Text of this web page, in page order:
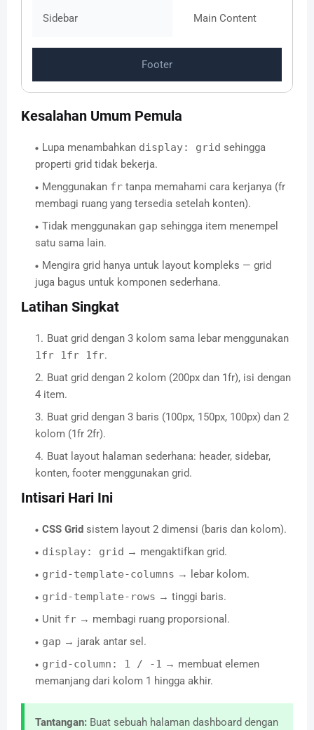
Sidebar Main Content
Footer
Kesalahan Umum Pemula
Lupa menambahkan display: grid sehingga
properti grid tidak bekerja.
Menggunakan fr tanpa memahami cara kerjanya (fr
membagi ruang yang tersedia setelah konten).
Tidak menggunakan gap sehingga item menempel
satu sama lain.
Mengira grid hanya untuk layout kompleks — grid
juga bagus untuk komponen sederhana.
Latihan Singkat
Buat grid dengan 3 kolom sama lebar menggunakan
1fr 1fr 1fr.
Buat grid dengan 2 kolom (200px dan 1fr), isi dengan
4 item.
Buat grid dengan 3 baris (100px, 150px, 100px) dan 2
kolom (1fr 2fr).
Buat layout halaman sederhana: header, sidebar,
konten, footer menggunakan grid.
Intisari Hari Ini
CSS Grid sistem layout 2 dimensi (baris dan kolom).
display: grid → mengaktifkan grid.
grid-template-columns → lebar kolom.
grid-template-rows → tinggi baris.
Unit fr → membagi ruang proporsional.
gap → jarak antar sel.
grid-column: 1 / -1 → membuat elemen
memanjang dari kolom 1 hingga akhir.
Tantangan: Buat sebuah halaman dashboard dengan